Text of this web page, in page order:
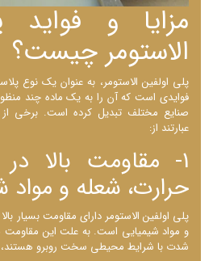
مزایا و فواید
الاستومر چیست؟
پلی اولفین الاستومر، به عنوان یک نوع
فوایدی است که آن را به یک ماده چند
صنایع مختلف تبدیل کرده است. برخی از
عبارتند از:
1- مقاومت بالا در
حرارت، شعله و مواد
پلی اولفین الاستومر دارای مقاومت بسیار
و مواد شیمیایی است. به علت این مقاومت
شدت با شرایط محیطی سخت روبرو هستند،